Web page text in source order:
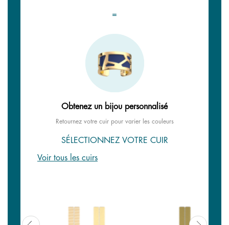
=
Obtenez un bijou personnalisé
Retournez votre cuir pour varier les couleurs
SÉLECTIONNEZ VOTRE CUIR
Voir tous les cuirs